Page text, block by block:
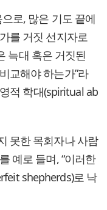
로, 많은 기도 끝에
를 거짓 선지자로
늑대 혹은 거짓된
교해야 하는가”라
적 학대(spiritual ab
못한 목회자나 사람
예로 들며, “이러한
shepherds)로 낙